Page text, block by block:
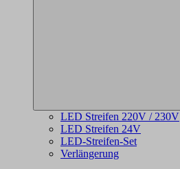
LED Streifen 220V / 230V
LED Streifen 24V
LED-Streifen-Set
Verlängerung